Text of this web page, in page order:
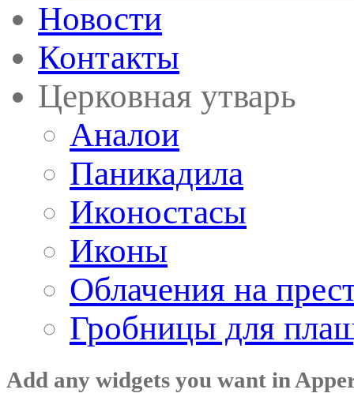
Новости
Контакты
Церковная утварь
Аналои
Паникадила
Иконостасы
Иконы
Облачения на
Гробницы для
Add any widgets you want in